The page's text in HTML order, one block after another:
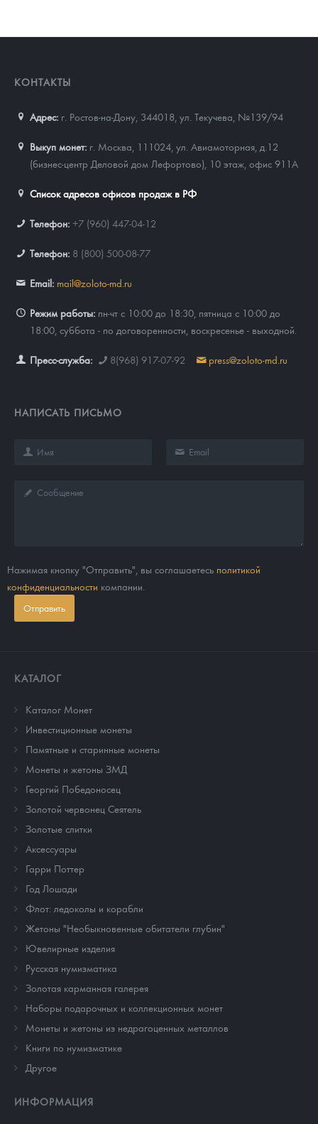
КОНТАКТЫ
Адрес: г. Ростов-на-Дону, 344018 ул. Текучева, №139/94
Выкуп монет: г. Москва, 111024, ул. Авиамоторная, д.12
(бизнес-центр Деловой дом Лефортово), 10 этаж, офис 911А
Список адресов офисов продаж в РФ
Телефон: +7 (960) 447-04-12
Телефон: 8 (800) 500-08-77
Email: mail@zoloto-md.ru
Режим работы: пн-чт с 10:00 до 18:30, пятница с 10:00 до
18:00, суббота - по договоренности, воскресенье - выходной.
Пресс-служба: 8(968) 917-07-92 press@zoloto-md.ru
НАПИСАТЬ ПИСЬМО
Нажимая кнопку "Отправить", вы соглашаетесь политикой
конфиденциальности компании.
Отправить
КАТАЛОГ
Каталог Монет
Инвестиционные монеты
Памятные и старинные монеты
Монеты и жетоны ЗМД
Георгий Победоносец
Золотой червонец Сеятель
Золотые слитки
Аксессуары
Гарри Поттер
Год Лошади
Флот: ледоколы и корабли
Жетоны "Необыкновенные обитатели глубин"
Ювелирные изделия
Русская нумизматика
Золотая карманная галерея
Наборы подарочных и коллекционных монет
Монеты и жетоны из недрагоценных металлов
Книги по нумизматике
Другое
ИНФОРМАЦИЯ